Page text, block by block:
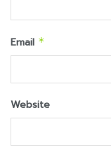
Email *
Website